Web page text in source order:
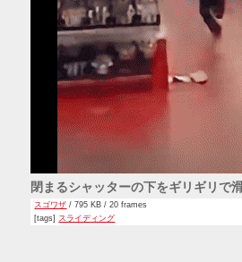
閉まるシャッターの下をギリギリで
スゴワザ / 795 KB / 20 frames
[tags] スライディング